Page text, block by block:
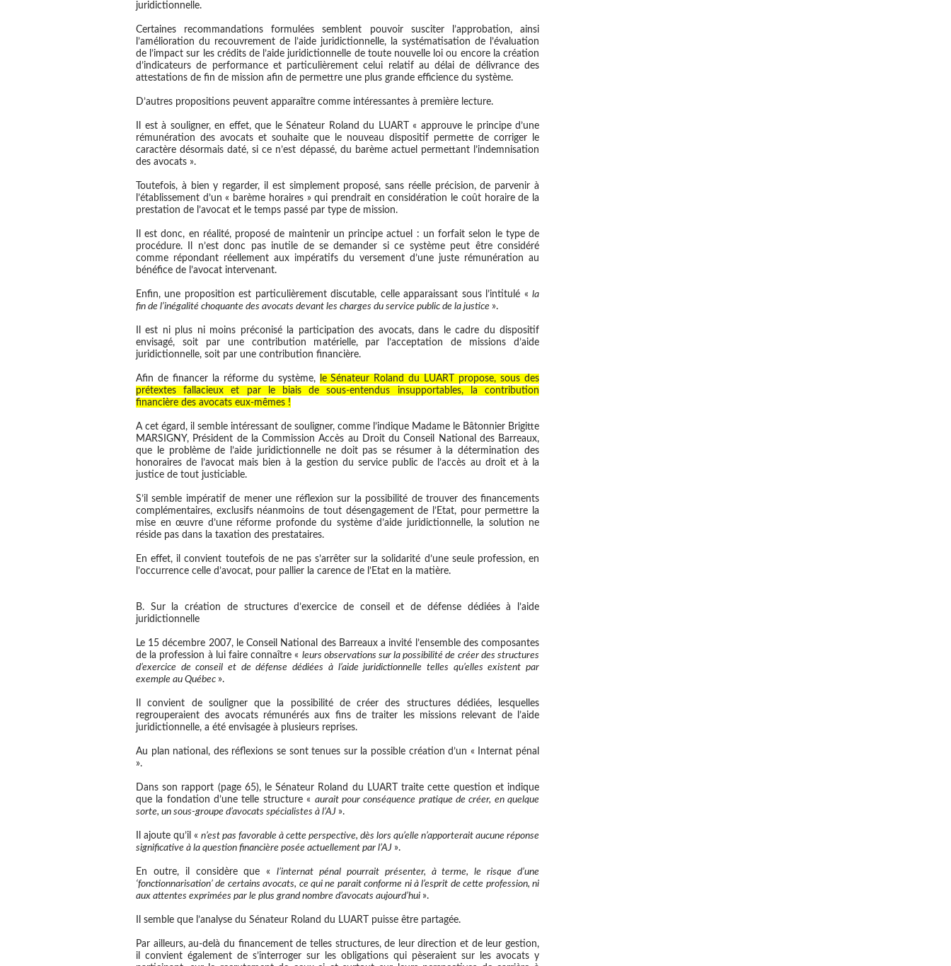
juridictionnelle.
Certaines recommandations formulées semblent pouvoir susciter l’approbation, ainsi
l’amélioration du recouvrement de l’aide juridictionnelle, la systématisation de l’évaluation
de l’impact sur les crédits de l’aide juridictionnelle de toute nouvelle loi ou encore la création
d’indicateurs de performance et particulièrement celui relatif au délai de délivrance des
attestations de fin de mission afin de permettre une plus grande efficience du système.
D’autres propositions peuvent apparaître comme intéressantes à première lecture.
Il est à souligner, en effet, que le Sénateur Roland du LUART « approuve le principe d’une
rémunération des avocats et souhaite que le nouveau dispositif permette de corriger le
caractère désormais daté, si ce n’est dépassé, du barème actuel permettant l’indemnisation
des avocats ».
Toutefois, à bien y regarder, il est simplement proposé, sans réelle précision, de parvenir à
l’établissement d’un « barème horaires » qui prendrait en considération le coût horaire de la
prestation de l’avocat et le temps passé par type de mission.
Il est donc, en réalité, proposé de maintenir un principe actuel : un forfait selon le type de
procédure. Il n’est donc pas inutile de se demander si ce système peut être considéré
comme répondant réellement aux impératifs du versement d’une juste rémunération au
bénéfice de l’avocat intervenant.
Enfin, une proposition est particulièrement discutable, celle apparaissant sous l’intitulé «la
fin de l’inégalité choquante des avocats devant les charges du service public de la justice ».
Il est ni plus ni moins préconisé la participation des avocats, dans le cadre du dispositif
envisagé, soit par une contribution matérielle, par l’acceptation de missions d’aide
juridictionnelle, soit par une contribution financière.
Afin de financer la réforme du système,
le Sénateur Roland du LUART propose, sous des
prétextes fallacieux et par le biais de sous-entendus insupportables, la contribution
financière des avocats eux-mêmes !
A cet égard, il semble intéressant de souligner, comme l’indique Madame le Bâtonnier Brigitte
MARSIGNY, Président de la Commission Accès au Droit du Conseil National des Barreaux,
que le problème de l’aide juridictionnelle ne doit pas se résumer à la détermination des
honoraires de l’avocat mais bien à la gestion du service public de l’accès au droit et à la
justice de tout justiciable.
S’il semble impératif de mener une réflexion sur la possibilité de trouver des financements
complémentaires, exclusifs néanmoins de tout désengagement de l’Etat, pour permettre la
mise en œuvre d’une réforme profonde du système d’aide juridictionnelle, la solution ne
réside pas dans la taxation des prestataires.
En effet, il convient toutefois de ne pas s’arrêter sur la solidarité d’une seule profession, en
l’occurrence celle d’avocat, pour pallier la carence de l’Etat en la matière.
B. Sur la création de structures d’exercice de conseil et de défense dédiées à l’aide
juridictionnelle
Le 15 décembre 2007, le Conseil National des Barreaux a invité l’ensemble des composantes
de la profession à lui faire connaître « leurs observations sur la possibilité de créer des structures
d’exercice de conseil et de défense dédiées à l’aide juridictionnelle telles qu’elles existent par
exemple au Québec ».
Il convient de souligner que la possibilité de créer des structures dédiées, lesquelles
regrouperaient des avocats rémunérés aux fins de traiter les missions relevant de l’aide
juridictionnelle, a été envisagée à plusieurs reprises.
Au plan national, des réflexions se sont tenues sur la possible création d’un « Internat pénal
».
Dans son rapport (page 65), le Sénateur Roland du LUART traite cette question et indique
que la fondation d’une telle structure « aurait pour conséquence pratique de créer, en quelque
sorte, un sous-groupe d’avocats spécialistes à l’AJ ».
Il ajoute qu’il « n’est pas favorable à cette perspective, dès lors qu’elle n’apporterait aucune réponse
significative à la question financière posée actuellement par l’AJ ».
En outre, il considère que «l’internat pénal pourrait présenter, à terme, le risque d’une
‘fonctionnarisation’ de certains avocats, ce qui ne parait conforme ni à l’esprit de cette profession, ni
aux attentes exprimées par le plus grand nombre d’avocats aujourd’hui ».
Il semble que l’analyse du Sénateur Roland du LUART puisse être partagée.
Par ailleurs,au-delà du financement de telles structures, de leur direction et de leur gestion,
il convient également de s’interroger sur les obligations qui pèseraient sur les avocats y